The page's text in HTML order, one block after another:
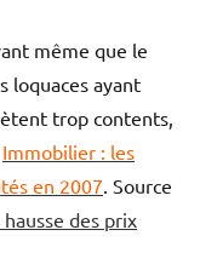
même que le
loquaces ayant
trop contents,
Immobilier : les
en 2007 . Source
des prix